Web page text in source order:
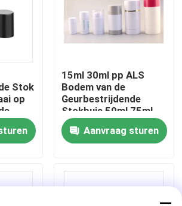
aan
Zonder lucht
Stok
op
15ml 30ml pp ALS
Bodem van de
Geurbestrijdende
Stokbuis 50ml 75ml
vulde Dame Speed
StickAanvraag sturen